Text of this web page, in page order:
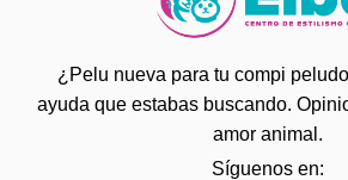
¿Pelu nueva para tu compi
ayuda que estabas buscando.
amor animal.
Síguenos en: